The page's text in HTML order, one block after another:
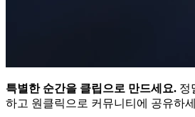
특별한 순간을 클립으로 만드세요. 정
하고 원클릭으로 커뮤니티에 공유하